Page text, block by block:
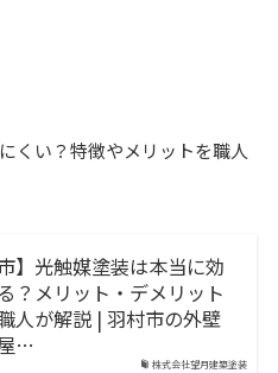
くい？特徴やメリットを職人
株式会社望月建築塗装
市】光触媒塗装は本当に効
？メリット・デメリット
人が解説 | 羽村市の外壁
…